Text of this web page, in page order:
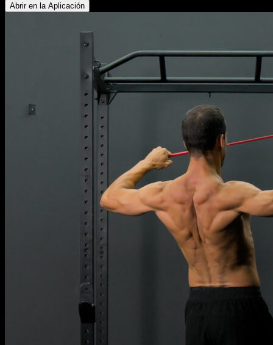
Abrir en la Aplicación